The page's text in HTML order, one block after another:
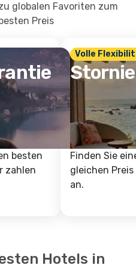
globalen Favoriten zum
Preis
besten
zahlen
Volle
Finden Sie
gleichen
an.
Hotels in